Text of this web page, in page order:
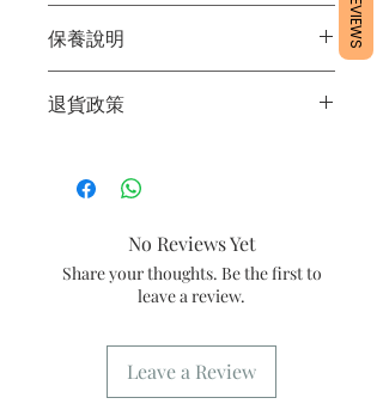
定日期取貨請提早10-14天前落單🤗2/
下單後24小時內會有專人電郵確認訂單
3/ 取貨時需要出示確認訊息 或 訂單編
號
5/ 交收訂單：地址只需要填寫交收地
6/ 送貨訂單：本店只提供營業時間內送
貨。運費請參考常見問題。
7/ 營業時間：請參考本網站
保養說明
度。
退貨政策
作，不設退換。
No Reviews Yet
Share your thoughts. Be the first to
leave a review.
Leave a Review
REVIEWS